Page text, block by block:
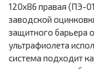
120х86 правая (ПЭ-
заводской
защитного барьера
ультрафиолета
система подходит